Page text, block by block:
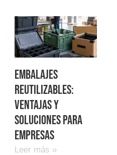
Embalajes
reutilizables:
ventajas y
soluciones para
empresas
Leer más »